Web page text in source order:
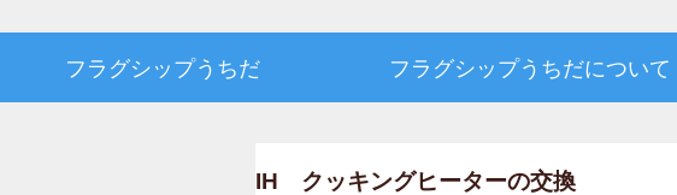
IH クッキングヒーターの交換
フラグシップうちだ フラグシップうちだについて